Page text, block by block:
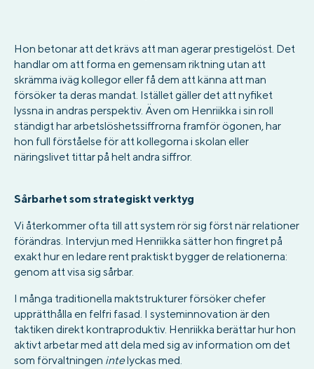
Hon betonar att det krävs att man agerar prestigelöst. Det
handlar om att forma en gemensam riktning utan att
skrämma iväg kollegor eller få dem att känna att man
försöker ta deras mandat. Istället gäller det att nyfiket
lyssna in andras perspektiv. Även om Henriikka i sin roll
ständigt har arbetslöshetssiffrorna framför ögonen, har
hon full förståelse för att kollegorna i skolan eller
näringslivet tittar på helt andra siffror.
Sårbarhet som strategiskt verktyg
Vi återkommer ofta till att system rör sig först när relationer
förändras. Intervjun med Henriikka sätter hon fingret på
exakt hur en ledare rent praktiskt bygger de relationerna:
genom att visa sig sårbar.
I många traditionella maktstrukturer försöker chefer
upprätthålla en felfri fasad. I systeminnovation är den
taktiken direkt kontraproduktiv. Henriikka berättar hur hon
aktivt arbetar med att dela med sig av information om det
som förvaltningen intelyckas med.